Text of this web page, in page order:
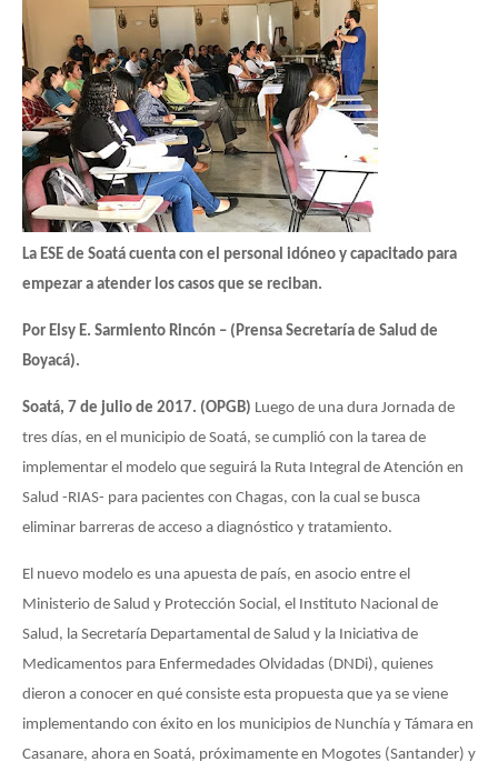
La ESE de Soatá cuenta con el personal idóneo y capacitado para
empezar a atender los casos que se reciban.
Por Elsy E. Sarmiento Rincón – (Prensa Secretaría de Salud de
Boyacá).
Soatá, 7 de julio de 2017. (OPGB) Luego de una dura Jornada de
tres días, en el municipio de Soatá, se cumplió con la tarea de
implementar el modelo que seguirá la Ruta Integral de Atención en
Salud -RIAS- para pacientes con Chagas, con la cual se busca
eliminar barreras de acceso a diagnóstico y tratamiento.
El nuevo modelo es una apuesta de país, en asocio entre el
Ministerio de Salud y Protección Social, el Instituto Nacional de
Salud, la Secretaría Departamental de Salud y la Iniciativa de
Medicamentos para Enfermedades Olvidadas (DNDi), quienes
dieron a conocer en qué consiste esta propuesta que ya se viene
implementando con éxito en los municipios de Nunchía y Támara en
Casanare, ahora en Soatá, próximamente en Mogotes (Santander) y